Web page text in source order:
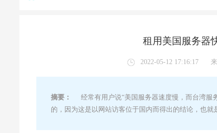
租用美国服务器
2022-05-12 17:16:17
摘要：
经常有用户说“美国服务器速度慢，而台湾服
的，因为这是以网站访客位于国内而得出的结论，也